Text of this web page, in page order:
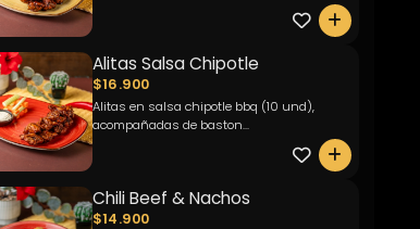
0
Alitas Salsa Chipotle
$16.900
Alitas en salsa chipotle bbq (10 und),
acompañadas de baston...
0
Chili Beef & Nachos
$14.900